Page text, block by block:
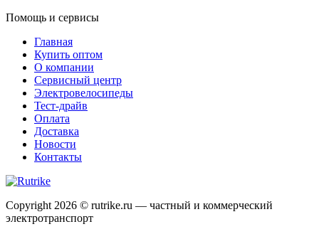
Помощь и сервисы
Главная
Купить оптом
О компании
Сервисный центр
Электровелосипеды
Тест-драйв
Оплата
Доставка
Новости
Контакты
Copyright 2026 © rutrike.ru — частный и коммерческий
электротранспорт